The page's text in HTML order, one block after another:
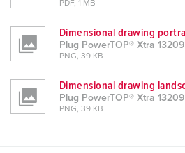
PDF, 1 MB
Dimensional drawing
Plug PowerTOP® Xtra 13209
PNG, 39 KB
Dimensional drawing
Plug PowerTOP® Xtra 13209
PNG, 39 KB